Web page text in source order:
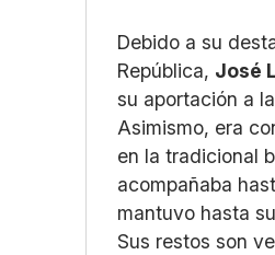
Debido a su
República, José
su aportación a
Asimismo, era
en la tradicional
acompañaba
mantuvo hasta
Sus restos son